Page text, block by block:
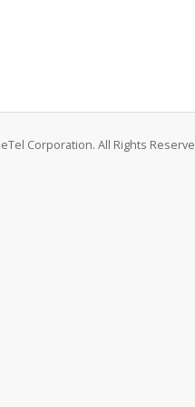
Corporation. All Rights